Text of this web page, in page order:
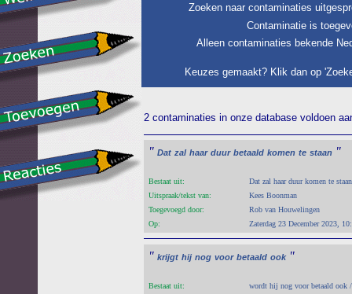
Zoeken naar contaminaties
Contaminatie is
Alleen contaminaties bekende
Keuzes gemaakt? Klik dan op
2 contaminaties in onze database voldoen
" Dat zal haar duur betaald komen te staan "
Bestaat uit:
Dat zal haar duur komen te
Uitspraak/tekst van:
Kees Boonman
Toegevoegd door:
Rob van Houwelingen
Op:
Zaterdag 23 December 2023,
" krijgt hij nog voor betaald ook "
Bestaat uit:
wordt hij nog voor betaald